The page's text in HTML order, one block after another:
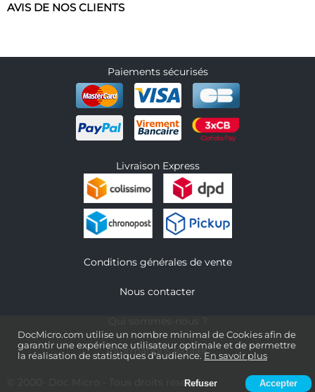
DocMicro.com utilise un nombre minimal de Cookies afin de
garantir une expérience utilisateur optimale et de permettre
la réalisation de statistiques d'audience. En savoir plus
Refuser Accepter
AVIS DE NOS CLIENTS
Paiements sécurisés
Livraison Express
Conditions générales de vente
Nous contacter
Informations légales
- Tous droits réservés